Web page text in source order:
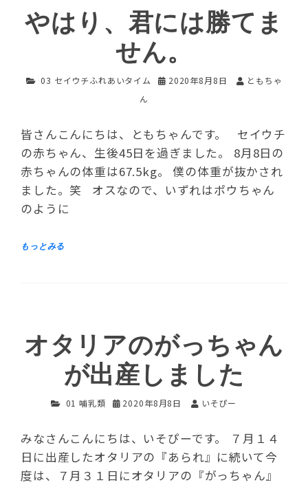
やはり、君には勝てま
せん。
03 セイウチふれあいタイム 2020年8月8日
ともちゃ
ん
皆さんこんにちは、ともちゃんです。 セイウチ
の赤ちゃん、生後45日を過ぎました。 8月8日の
赤ちゃんの体重は67.5kg。 僕の体重が抜かされ
ました。笑 オスなので、いずれはポウちゃん
のように
オタリアのがっちゃん
が出産しました
01 哺乳類 2020年8月8日 いそぴー
みなさんこんにちは、いそぴーです。 ７月１４
日に出産したオタリアの『あられ』に続いて今
度は、７月３１日にオタリアの『がっちゃん』